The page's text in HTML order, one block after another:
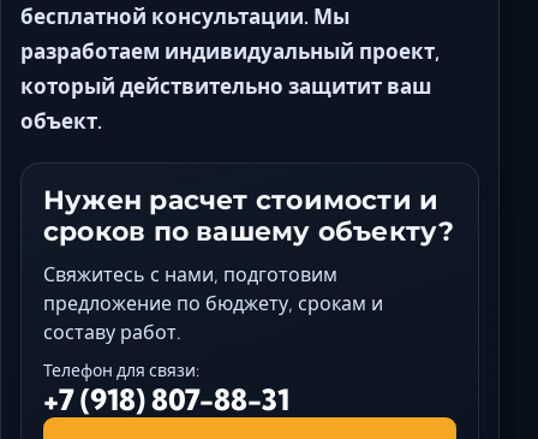
бесплатной консультации. Мы
разработаем индивидуальный проект,
который действительно защитит ваш
объект.
Нужен расчет стоимости и
сроков по вашему объекту?
Свяжитесь с нами, подготовим
предложение по бюджету, срокам и
составу работ.
Телефон для связи:
+7 (918) 807-88-31